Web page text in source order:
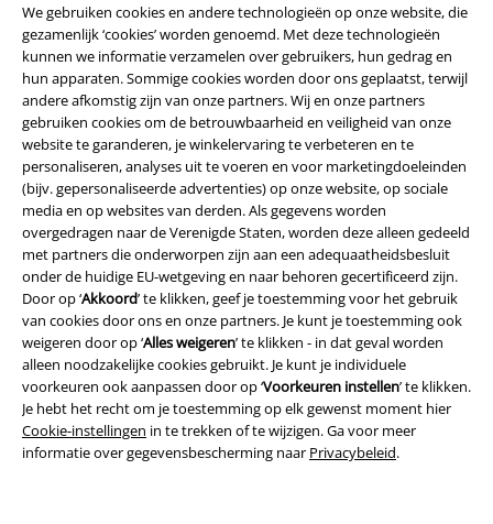
We gebruiken cookies en andere technologieën op onze website, die
gezamenlijk ‘cookies’ worden genoemd. Met deze technologieën
kunnen we informatie verzamelen over gebruikers, hun gedrag en
hun apparaten. Sommige cookies worden door ons geplaatst, terwijl
andere afkomstig zijn van onze partners. Wij en onze partners
gebruiken cookies om de betrouwbaarheid en veiligheid van onze
website te garanderen, je winkelervaring te verbeteren en te
personaliseren, analyses uit te voeren en voor marketingdoeleinden
(bijv. gepersonaliseerde advertenties) op onze website, op sociale
media en op websites van derden. Als gegevens worden
overgedragen naar de Verenigde Staten, worden deze alleen gedeeld
met partners die onderworpen zijn aan een adequaatheidsbesluit
onder de huidige EU-wetgeving en naar behoren gecertificeerd zijn.
Door op ‘Akkoord’ te klikken, geef je toestemming voor het gebruik
van cookies door ons en onze partners. Je kunt je toestemming ook
weigeren door op ‘Alles weigeren’ te klikken - in dat geval worden
alleen noodzakelijke cookies gebruikt. Je kunt je individuele
voorkeuren ook aanpassen door op ‘Voorkeuren instellen’ te klikken.
Je hebt het recht om je toestemming op elk gewenst moment hier
Cookie-instellingen in te trekken of te wijzigen. Ga voor meer
informatie over gegevensbescherming naar Privacybeleid.
Beveiliging
Legal
Algemene Voorwaarden